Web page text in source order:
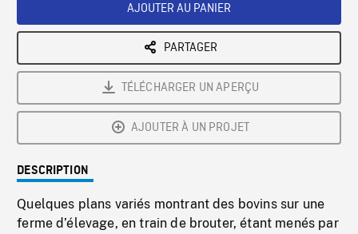
AJOUTER AU PANIER
PARTAGER
TÉLÉCHARGER UN APERÇU
AJOUTER À UN PROJET
DESCRIPTION
Quelques plans variés montrant des bovins sur une
ferme d’élevage, en train de brouter, étant menés par